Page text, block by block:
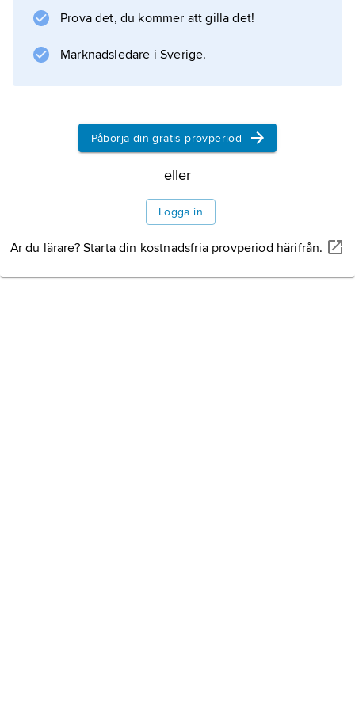
rumstemperatur ner till närheten av flytande
Prova det, du kommer att gilla det!
Marknadsledare i Sverige.
Påbörja din gratis provperiod
eller
Logga in
Är du lärare? Starta din kostnadsfria provperiod härifrån.